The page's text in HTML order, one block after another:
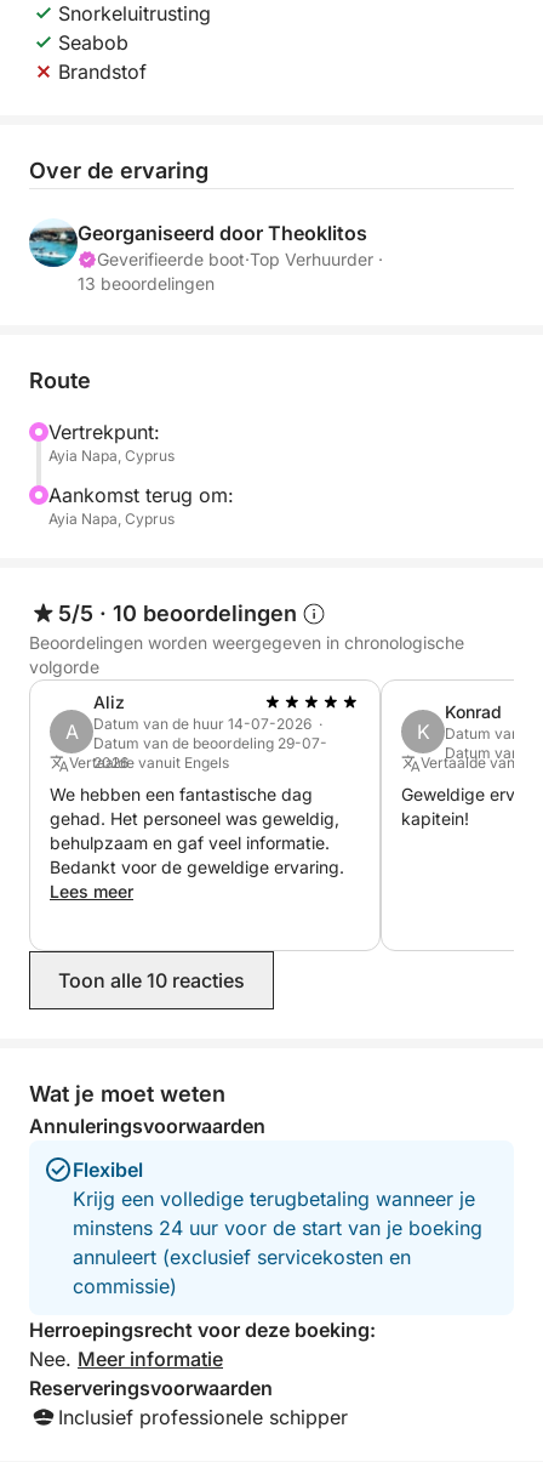
Snorkeluitrusting
Seabob
Brandstof
Over de ervaring
Georganiseerd door Theoklitos
Geverifieerde boot·Top Verhuurder ·
13 beoordelingen
Route
Vertrekpunt:
Ayia Napa, Cyprus
Aankomst terug om:
Ayia Napa, Cyprus
5/5 · 10 beoordelingen
Beoordelingen worden weergegeven in chronologische
volgorde
A
Aliz
Datum van de huur 14-07-2026 ·
Datum van de beoordeling 29-07-
2026
Vertaalde vanuit Engels
We hebben een fantastische dag
gehad. Het personeel was geweldig,
behulpzaam en gaf veel informatie.
Bedankt voor de geweldige ervaring.
Lees meer
K
Konrad
Datum van
Datum van
Vertaalde vanuit
Geweldige
kapitein!
Toon alle 10 reacties
Wat je moet weten
Annuleringsvoorwaarden
Flexibel
Krijg een volledige terugbetaling wanneer je
minstens 24 uur voor de start van je boeking
annuleert (exclusief servicekosten en
commissie)
Herroepingsrecht voor deze boeking:
Nee. Meer informatie
Reserveringsvoorwaarden
Inclusief professionele schipper